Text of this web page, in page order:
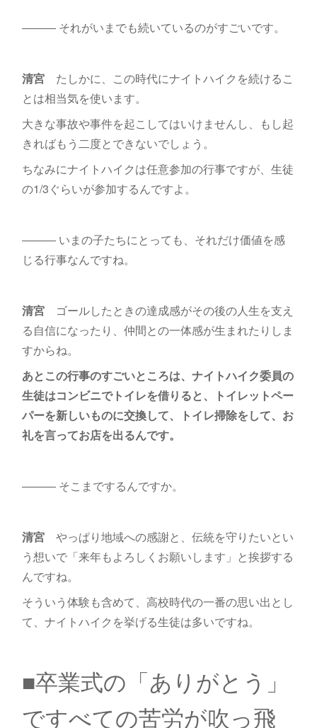
――― それがいまでも続いているのがすごいです。
清宮たしかに、この時代にナイトハイクを続けるこ
とは相当気を使います。
大きな事故や事件を起こしてはいけませんし、もし起
きればもう二度とできないでしょう。
ちなみにナイトハイクは任意参加の行事ですが、生徒
の1/3ぐらいが参加するんですよ。
――― いまの子たちにとっても、それだけ価値を感
じる行事なんですね。
清宮ゴールしたときの達成感がその後の人生を支え
る自信になったり、仲間との一体感が生まれたりしま
すからね。
あとこの行事のすごいところは、ナイトハイク委員の
生徒はコンビニでトイレを借りると、トイレットペー
パーを新しいものに交換して、トイレ掃除をして、お
礼を言ってお店を出るんです。
――― そこまでするんですか。
清宮やっぱり地域への感謝と、伝統を守りたいとい
う想いで「来年もよろしくお願いします」と挨拶する
んですね。
そういう体験も含めて、高校時代の一番の思い出とし
て、ナイトハイクを挙げる生徒は多いですね。
■卒業式の「ありがとう」
ですべての苦労が吹っ飛